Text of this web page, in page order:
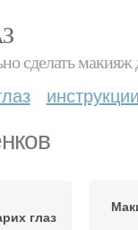
сделать макияж
глаз